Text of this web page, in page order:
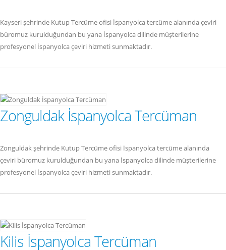
Kayseri şehrinde Kutup Tercüme ofisi İspanyolca tercüme alanında çeviri
büromuz kurulduğundan bu yana İspanyolca dilinde müşterilerine
profesyonel İspanyolca çeviri hizmeti sunmaktadır.
Zonguldak İspanyolca Tercüman
Zonguldak şehrinde Kutup Tercüme ofisi İspanyolca tercüme alanında
çeviri büromuz kurulduğundan bu yana İspanyolca dilinde müşterilerine
profesyonel İspanyolca çeviri hizmeti sunmaktadır.
Kilis İspanyolca Tercüman